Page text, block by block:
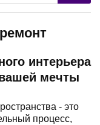
интерьера
мечты
- это
процесс,